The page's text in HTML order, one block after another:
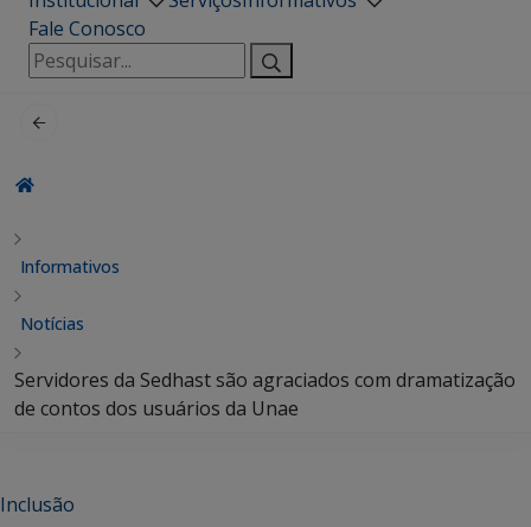
Fale Conosco
Pesquisar
por:
Informativos
Notícias
Servidores da Sedhast são agraciados com dramatização
de contos dos usuários da Unae
Inclusão